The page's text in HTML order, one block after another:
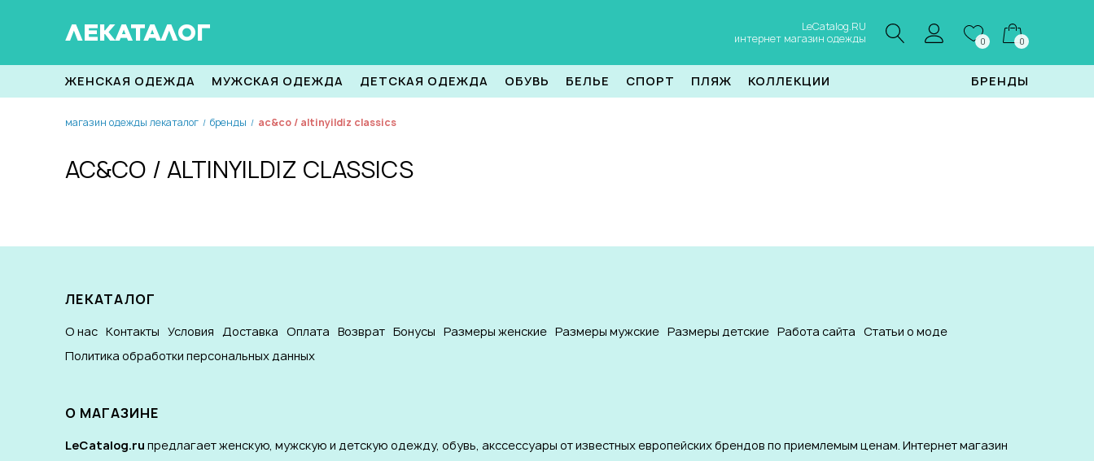
ЛЕКАТАЛОГ
LeCatalog.RU
интернет магазин одежды
0 0
ЖЕНСКАЯ ОДЕЖДА МУЖСКАЯ ОДЕЖДА ДЕТСКАЯ ОДЕЖДА ОБУВЬ БЕЛЬЕ СПОРТ ПЛЯЖ КОЛЛЕКЦИИ БРЕНДЫ
магазин одежды лекаталог / бренды / ac&co / altinyildiz classics
AC&CO / ALTINYILDIZ CLASSICS
ЛЕКАТАЛОГ
О нас Контакты Условия Доставка Оплата Возврат Бонусы Размеры женские Размеры мужские Размеры детские Работа сайта Статьи о моде
Политика обработки персональных данных
О МАГАЗИНЕ
LeCatalog.ru предлагает женскую, мужскую и детскую одежду, обувь, акссессуары от известных европейских брендов по приемлемым ценам. Интернет магазин